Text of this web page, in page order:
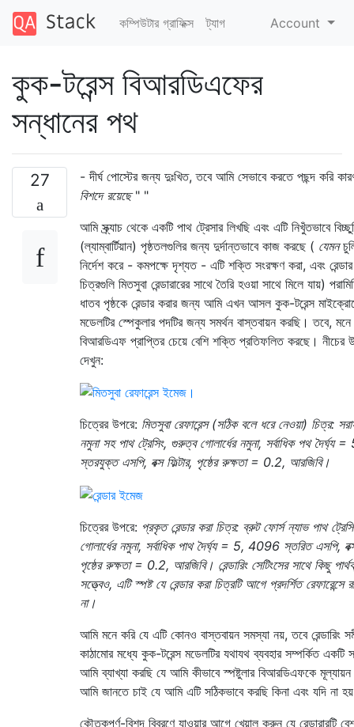
কম্পিউটার গ্রাফিক্স ট্যাগ Account
কুক-টরেন্স বিআরডিএফের
সন্ধানের পথ
27
- দীর্ঘ পোস্টের জন্য দুঃখিত, তবে আমি সেভাবে করতে পছন্দ করি
বিশদে রয়েছে" "
আমি স্ক্র্যাচ থেকে একটি পাথ ট্রেসার লিখছি এবং এটি নিখুঁতভাবে
(ল্যাম্বার্টিয়ান) পৃষ্ঠতলগুলির জন্য দুর্দান্তভাবে কাজ করছে ( যেমন
নির্দেশ করে - কমপক্ষে দৃশ্যত - এটি শক্তি সংরক্ষণ করা, এবং
চিত্রগুলি মিতসুবা রেন্ডারারের সাথে তৈরি হওয়া সাথে মিলে যায়)
ধাতব পৃষ্ঠকে রেন্ডার করার জন্য আমি এখন আসল কুক-টরেন্স
মডেলটির স্পেকুলার পদটির জন্য সমর্থন বাস্তবায়ন করছি। তবে,
বিআরডিএফ প্রাপ্তির চেয়ে বেশি শক্তি প্রতিফলিত করছে। নীচের
দেখুন:
চিত্রের উপরে: মিতসুবা রেফারেন্স (সঠিক বলে ধরে নেওয়া) চিত্র:
নমুনা সহ পাথ ট্রেসিং, গুরুত্ব গোলার্ধের নমুনা, সর্বাধিক পথ দৈর্ঘ্য
স্তরযুক্ত এসপি, বক্স ফিল্টার, পৃষ্ঠের রুক্ষতা = 0.2, আরজিবি।
চিত্রের উপরে: প্রকৃত রেন্ডার করা চিত্র: ব্রুট ফোর্স ন্যাভ পাথ
গোলার্ধের নমুনা, সর্বাধিক পাথ দৈর্ঘ্য = 5, 4096 স্তরিত এসপি, বক্স
পৃষ্ঠের রুক্ষতা = 0.2, আরজিবি। রেন্ডারিং সেটিংসের সাথে কিছু
সত্ত্বেও, এটি স্পষ্ট যে রেন্ডার করা চিত্রটি আগে প্রদর্শিত
না।
আমি মনে করি যে এটি কোনও বাস্তবায়ন সমস্যা নয়, তবে রেন্ডারিং
কাঠামোর মধ্যে কুক-টরেন্স মডেলটির যথাযথ ব্যবহার সম্পর্কিত একটি
আমি ব্যাখ্যা করছি যে আমি কীভাবে স্পষ্টুলার বিআরডিএফকে
আমি জানতে চাই যে আমি এটি সঠিকভাবে করছি কিনা এবং যদি না
কৌতুকপূর্ণ-বিশদ বিবরণে যাওয়ার আগে খেয়াল করুন যে রেন্ডারারটি